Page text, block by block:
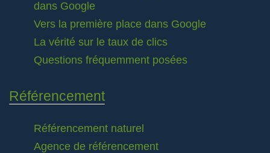
dans Google
Vers la première place dans Google
La vérité sur le taux de clics
Questions fréquemment posées
Référencement
Référencement naturel
Agence de référencement